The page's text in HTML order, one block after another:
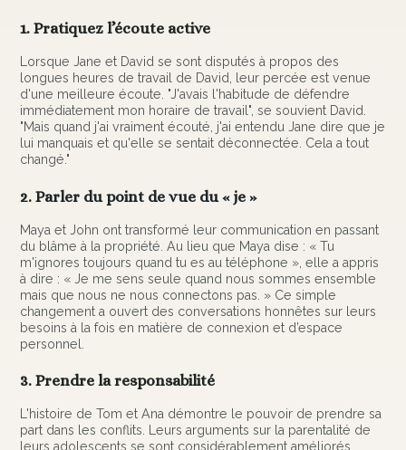
1. Pratiquez l’écoute active
Lorsque Jane et David se sont disputés à propos des
longues heures de travail de David, leur percée est venue
d'une meilleure écoute. "J'avais l'habitude de défendre
immédiatement mon horaire de travail", se souvient David.
"Mais quand j'ai vraiment écouté, j'ai entendu Jane dire que je
lui manquais et qu'elle se sentait déconnectée. Cela a tout
changé."
2. Parler du point de vue du « je »
Maya et John ont transformé leur communication en passant
du blâme à la propriété. Au lieu que Maya dise : « Tu
m'ignores toujours quand tu es au téléphone », elle a appris
à dire : « Je me sens seule quand nous sommes ensemble
mais que nous ne nous connectons pas. » Ce simple
changement a ouvert des conversations honnêtes sur leurs
besoins à la fois en matière de connexion et d’espace
personnel.
3. Prendre la responsabilité
L'histoire de Tom et Ana démontre le pouvoir de prendre sa
part dans les conflits. Leurs arguments sur la parentalité de
leurs adolescents se sont considérablement améliorés